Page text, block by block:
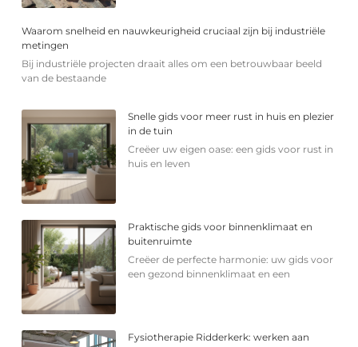
Waarom snelheid en nauwkeurigheid cruciaal zijn bij industriële
metingen
Bij industriële projecten draait alles om een betrouwbaar beeld
van de bestaande
Snelle gids voor meer rust in huis en plezier
in de tuin
Creëer uw eigen oase: een gids voor rust in
huis en leven
Praktische gids voor binnenklimaat en
buitenruimte
Creëer de perfecte harmonie: uw gids voor
een gezond binnenklimaat en een
Fysiotherapie Ridderkerk: werken aan